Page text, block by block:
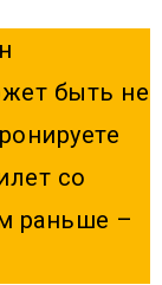
быть не
со
раньше –